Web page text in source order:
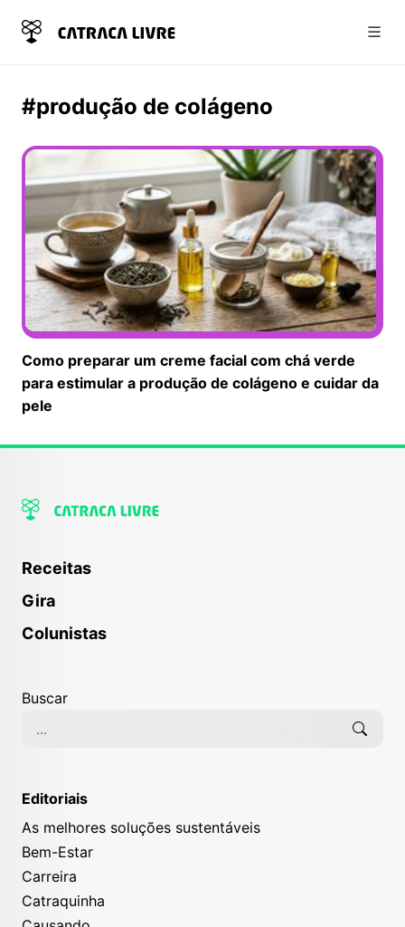
#produção de colágeno
Como preparar um creme facial com chá verde
para estimular a produção de colágeno e cuidar da
pele
Receitas
Gira
Colunistas
Buscar
Editoriais
As melhores soluções sustentáveis
Bem-Estar
Carreira
Catraquinha